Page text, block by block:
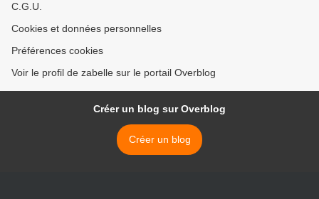
C.G.U.
Cookies et données personnelles
Préférences cookies
Voir le profil de zabelle sur le portail Overblog
Créer un blog sur Overblog
Créer un blog